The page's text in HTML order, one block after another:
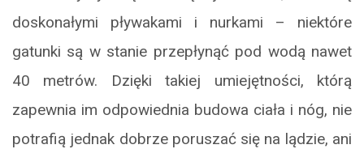
doskonałymi pływakami i nurkami – niektóre
gatunki są w stanie przepłynąć pod wodą nawet
40 metrów. Dzięki takiej umiejętności, którą
zapewnia im odpowiednia budowa ciała i nóg, nie
potrafią jednak dobrze poruszać się na lądzie, ani